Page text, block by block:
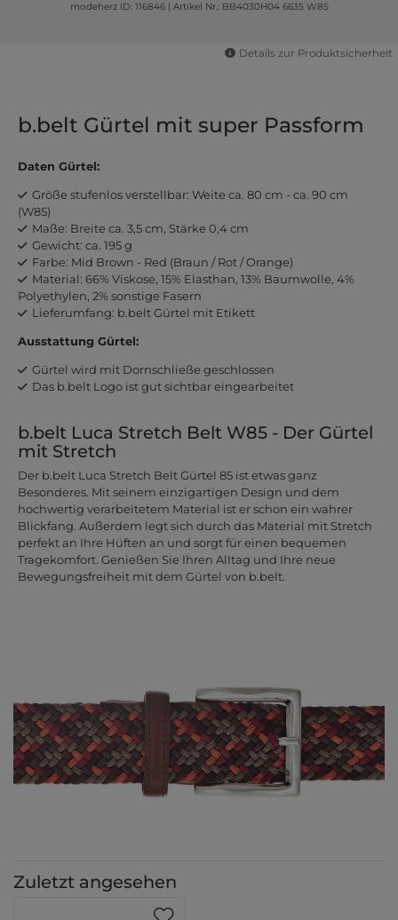
modeherz ID: 116846| Artikel Nr.: BB4030H04 6635 W85
Details zur Produktsicherheit
b.belt Gürtel mit super Passform
Daten Gürtel:
Größe stufenlos verstellbar: Weite ca. 80 cm - ca. 90 cm
(W85)
Maße: Breite ca. 3,5 cm, Stärke 0,4 cm
Gewicht: ca. 195 g
Farbe: Mid Brown - Red (Braun / Rot / Orange)
Material: 66% Viskose, 15% Elasthan, 13% Baumwolle, 4%
Polyethylen, 2% sonstige Fasern
Lieferumfang: b.belt Gürtel mit Etikett
Ausstattung Gürtel:
Gürtel wird mit Dornschließe geschlossen
Das b.belt Logo ist gut sichtbar eingearbeitet
b.belt Luca Stretch Belt W85 - Der Gürtel
mit Stretch
Der b.belt Luca Stretch Belt Gürtel 85 ist etwas ganz
Besonderes. Mit seinem einzigartigen Design und dem
hochwertig verarbeitetem Material ist er schon ein wahrer
Blickfang. Außerdem legt sich durch das Material mit Stretch
perfekt an Ihre Hüften an und sorgt für einen bequemen
Tragekomfort. Genießen Sie Ihren Alltag und Ihre neue
Bewegungsfreiheit mit dem Gürtel von b.belt.
Zuletzt angesehen